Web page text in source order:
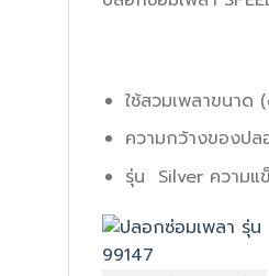
ใช้สวมเพลาขนาด
ความกว้างของปล
รุ่น Silver ความแ